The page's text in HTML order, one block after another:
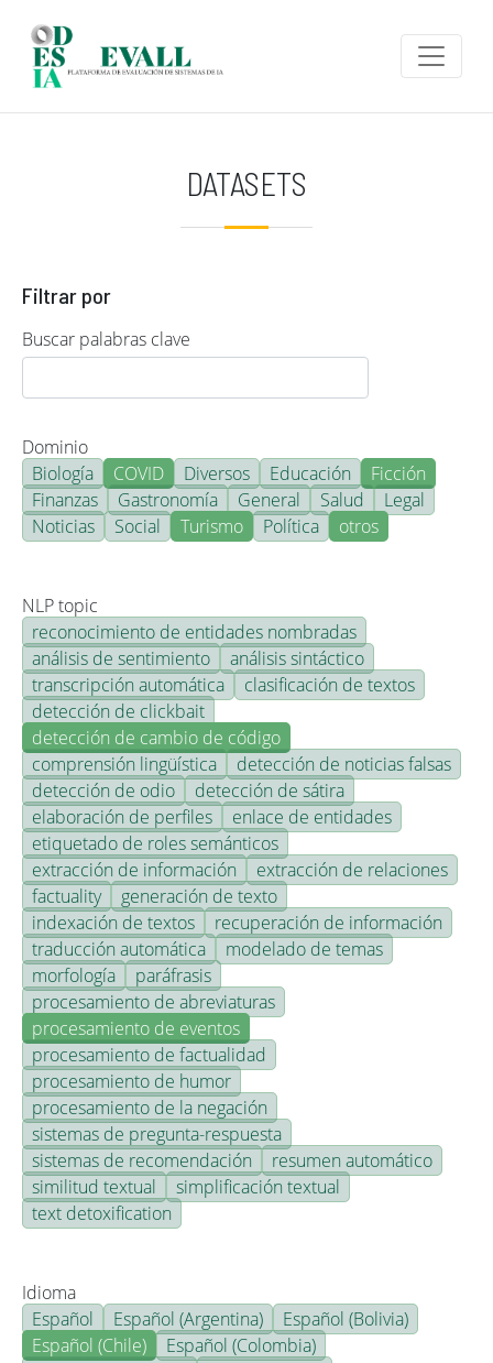
DATASETS
Filtrar por
Buscar palabras clave
Dominio
Biología
COVID Diversos Educación
Ficción
Finanzas
Gastronomía General Salud
Legal
Noticias
Social Turismo Política otros
NLP topic
reconocimiento de entidades nombradas
análisis de sentimiento
análisis sintáctico
transcripción automática
clasificación de textos
detección de clickbait
detección de cambio de código
comprensión lingüística
detección de noticias falsas
detección de odio
detección de sátira
elaboración de perfiles
enlace de entidades
etiquetado de roles semánticos
extracción de información
extracción de relaciones
factuality
generación de texto
indexación de textos
recuperación de información
traducción automática
modelado de temas
morfología
paráfrasis
procesamiento de abreviaturas
procesamiento de eventos
procesamiento de factualidad
procesamiento de humor
procesamiento de la negación
sistemas de pregunta-respuesta
sistemas de recomendación
resumen automático
similitud textual
simplificación textual
text detoxification
Idioma
Español
Español (Argentina)
Español (Bolivia)
Español (Chile)
Español (Colombia)